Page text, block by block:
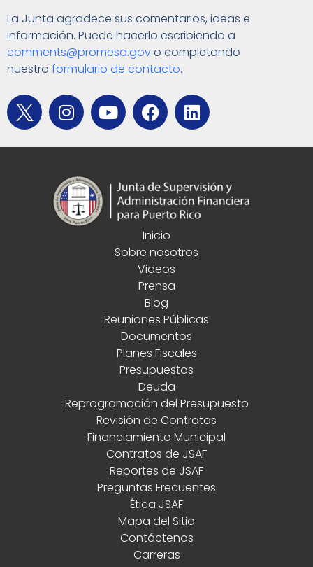
La Junta agradece sus comentarios, ideas e
información. Puede hacerlo escribiendo a
comments@promesa.govo completando
nuestro formulario de contacto.
Inicio
Sobre nosotros
Videos
Prensa
Blog
Reuniones Públicas
Documentos
Planes Fiscales
Presupuestos
Deuda
Reprogramación del Presupuesto
Revisión de Contratos
Financiamiento Municipal
Contratos de JSAF
Reportes de JSAF
Preguntas Frecuentes
Ética JSAF
Mapa del Sitio
Contáctenos
Carreras